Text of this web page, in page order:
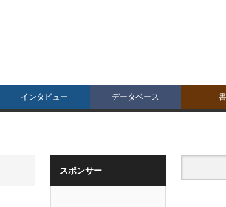
インタビュー データベース
スポンサー